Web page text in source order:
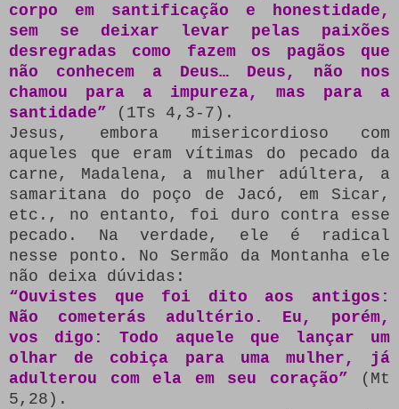
corpo em santificação e honestidade,
sem se deixar levar pelas paixões
desregradas como fazem os pagãos que
não conhecem a Deus… Deus, não nos
chamou para a impureza, mas para a
santidade” (1Ts 4,3-7).
Jesus, embora misericordioso com
aqueles que eram vítimas do pecado da
carne, Madalena, a mulher adúltera, a
samaritana do poço de Jacó, em Sicar,
etc., no entanto, foi duro contra esse
pecado. Na verdade, ele é radical
nesse ponto. No Sermão da Montanha ele
não deixa dúvidas:
“Ouvistes que foi dito aos antigos:
Não cometerás adultério. Eu, porém,
vos digo: Todo aquele que lançar um
olhar de cobiça para uma mulher, já
adulterou com ela em seu coração” (Mt
5,28).